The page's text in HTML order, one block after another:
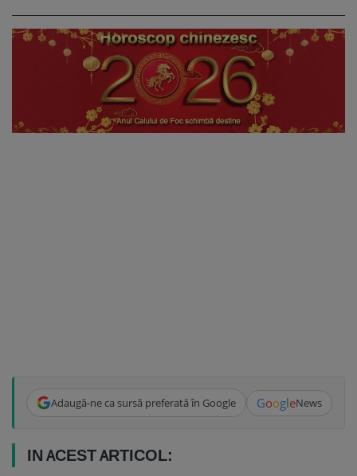
Adaugă-ne ca sursă preferată în Google GoogleNews
IN ACEST ARTICOL: